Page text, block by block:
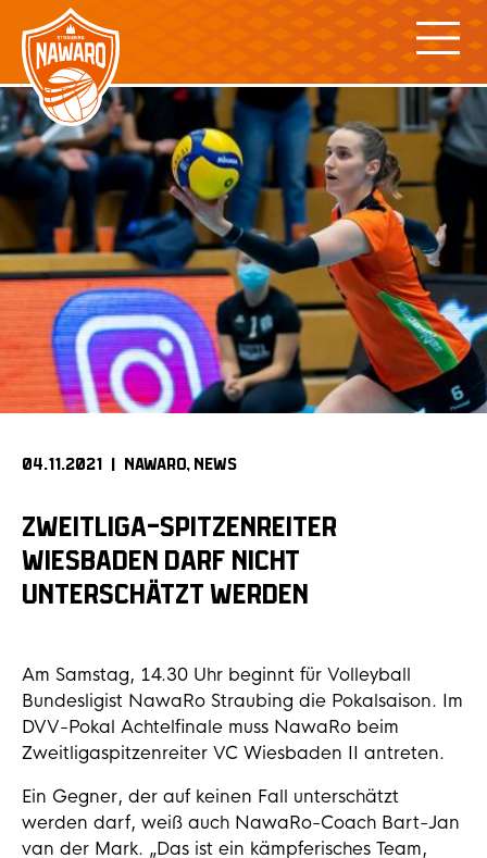
content
04.11.2021 | NAWARO NEWS
ZWEITLIGA-SPITZENREITER
WIESBADEN DARF NICHT
UNTERSCHÄTZT WERDEN
Am Samstag, 14.30 Uhr beginnt für Volleyball
Bundesligist NawaRo Straubing die Pokalsaison. Im
DVV-Pokal Achtelfinale muss NawaRo beim
Zweitligaspitzenreiter VC Wiesbaden II antreten.
Ein Gegner, der auf keinen Fall unterschätzt
werden darf, weiß auch NawaRo-Coach Bart-Jan
van der Mark. „Das ist ein kämpferisches Team,